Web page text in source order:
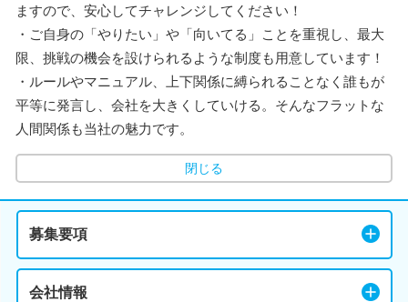
ますので、安心してチャレンジしてください！
・ご自身の「やりたい」や「向いてる」ことを重視し、最大
限、挑戦の機会を設けられるような制度も用意しています！
・ルールやマニュアル、上下関係に縛られることなく誰もが
平等に発言し、会社を大きくしていける。そんなフラットな
人間関係も当社の魅力です。
閉じる
募集要項
会社情報